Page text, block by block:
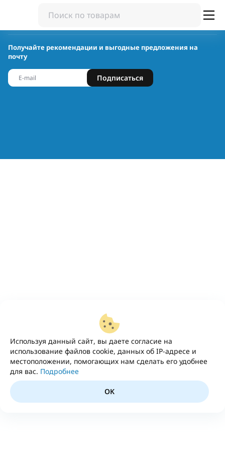
Используя данный сайт, вы даете согласие на
использование файлов cookie, данных об IP-адресе и
местоположении, помогающих нам сделать его удобнее
для вас. Подробнее
OK
Получайте рекомендации и выгодные предложения на
почту
Подписаться